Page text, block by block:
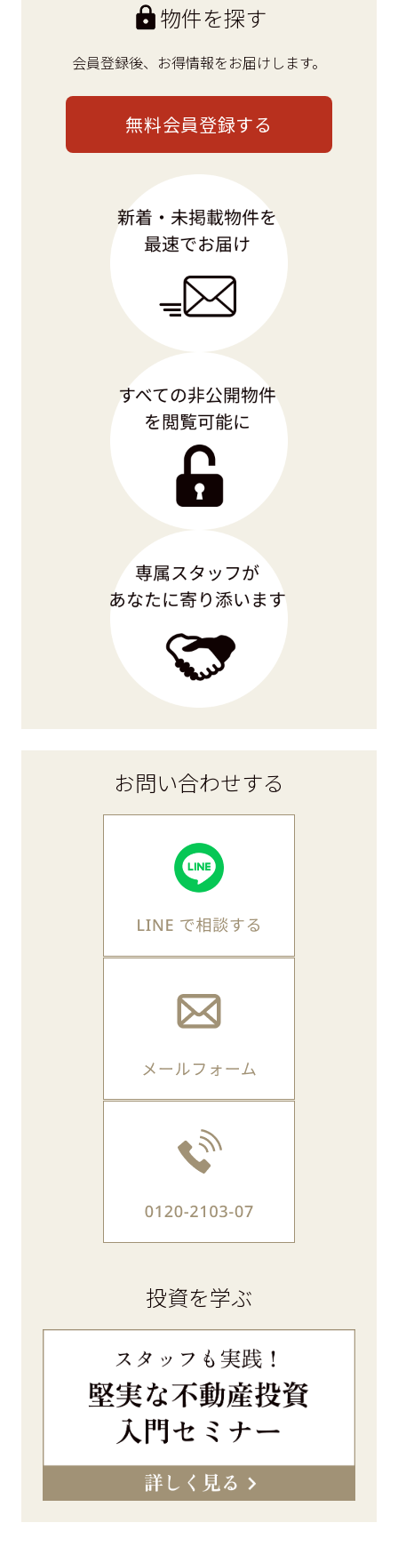
物件を探す
会員登録後、 お得情報をお届けします。
無料会員登録する
お問い合わせする
投資を学ぶ